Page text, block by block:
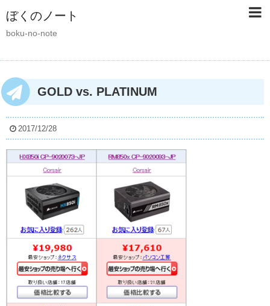
ぼくのノート
boku-no-note
GOLD vs. PLATINUM
2017/12/28